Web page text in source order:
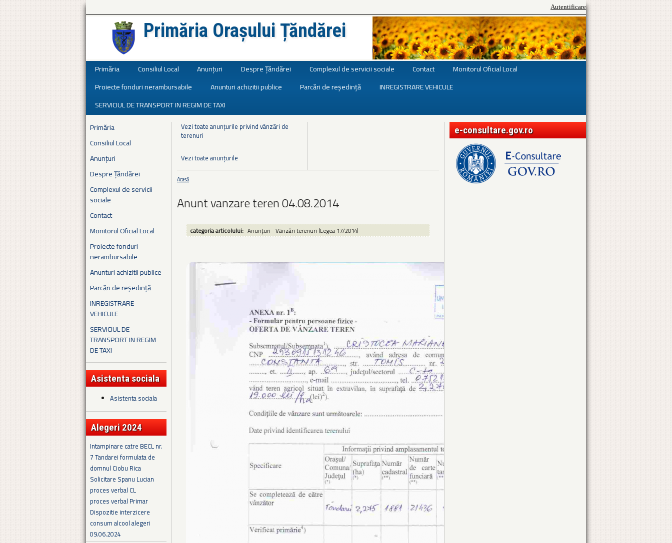
Autentificare
Primăria Orașului Țăndărei
Primăria Consiliul Local Anunțuri Despre Țăndărei Complexul de servicii sociale Contact
Monitorul Oficial Local
Proiecte fonduri nerambursabile
Anunturi achizitii publice Parcări de reședință
INREGISTRARE VEHICULE
SERVICIUL DE TRANSPORT IN REGIM DE TAXI
Primăria
Consiliul Local
Anunțuri
Despre Țăndărei
Complexul de servicii
sociale
Contact
Monitorul Oficial Local
Proiecte fonduri
nerambursabile
Anunturi achizitii publice
Parcări de reședință
INREGISTRARE
VEHICULE
SERVICIUL DE
TRANSPORT IN REGIM
DE TAXI
Asistenta sociala
Asistenta sociala
Alegeri 2024
Intampinare catre BECL nr.
7 Tandarei formulata de
domnul Ciobu Rica
Solicitare Spanu Lucian
proces verbal CL
proces verbal Primar
Dispozitie interzicere
consum alcool alegeri
09.06.2024
Vezi toate anunțurile privind vânzări de
terenuri
Vezi toate anunțurile
Eşti aici
Acasă
Anunt vanzare teren 04.08.2014
categoria articolului: Anunțuri Vânzări terenuri (Legea 17/2014)
e-consultare.gov.ro